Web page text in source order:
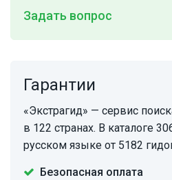
Задать вопрос
Гарантии
«Экстрагид» — сервис
в 122 странах. В каталоге
русском языке от 5182
Безопасная оплата